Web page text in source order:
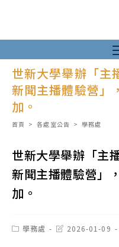
至
主
內
世新大學舉辦「
新聞主播體驗營」
加。
首頁 > 各處室公告 > 學務處
世新大學舉辦「主
新聞主播體驗營」
加。
Post學務處
Post2026-01-09